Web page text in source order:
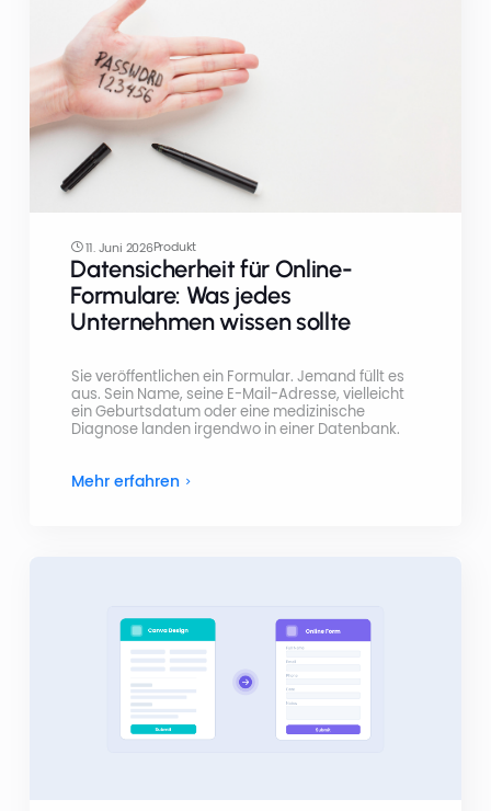
11. Juni 2026Produkt
Datensicherheit für Online-
Formulare: Was jedes
Unternehmen wissen sollte
Sie veröffentlichen ein Formular. Jemand füllt es
aus. Sein Name, seine E-Mail-Adresse, vielleicht
ein Geburtsdatum oder eine medizinische
Diagnose landen irgendwo in einer Datenbank.
Mehr erfahren